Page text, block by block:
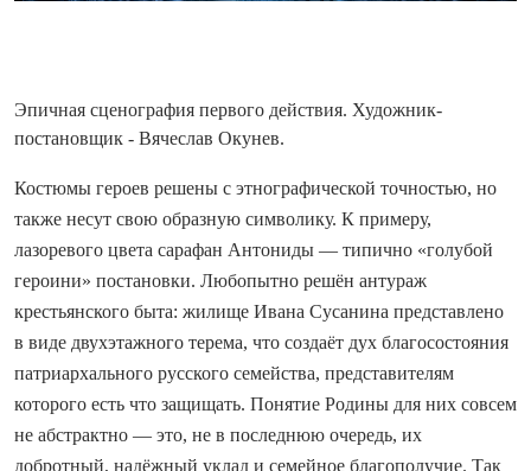
Эпичная сценография первого действия. Художник-
постановщик - Вячеслав Окунев.
Костюмы героев решены с этнографической точностью, но
также несут свою образную символику. К примеру,
лазоревого цвета сарафан Антониды — типично «голубой
героини» постановки. Любопытно решён антураж
крестьянского быта: жилище Ивана Сусанина представлено
в виде двухэтажного терема, что создаёт дух благосостояния
патриархального русского семейства, представителям
которого есть что защищать. Понятие Родины для них совсем
не абстрактно — это, не в последнюю очередь, их
добротный, надёжный уклад и семейное благополучие. Так